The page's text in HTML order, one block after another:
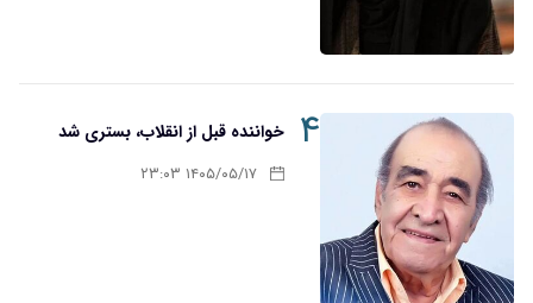
۴ خواننده قبل از انقلاب، بستری شد
۱۴۰۵/۰۵/۱۷ ۲۳:۰۳